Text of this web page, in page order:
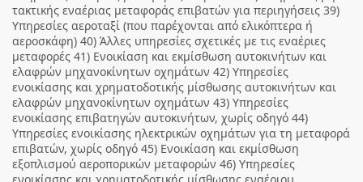
τακτικής εναέριας μεταφοράς επιβατών για περιηγήσεις 39)
Υπηρεσίες αεροταξί (που παρέχονται από ελικόπτερα ή
αεροσκάφη) 40) Άλλες υπηρεσίες σχετικές με τις εναέριες
μεταφορές 41) Ενοικίαση και εκμίσθωση αυτοκινήτων και
ελαφρών μηχανοκίνητων οχημάτων 42) Υπηρεσίες
ενοικίασης και χρηματοδοτικής μίσθωσης αυτοκινήτων και
ελαφρών μηχανοκίνητων οχημάτων 43) Υπηρεσίες
ενοικίασης επιβατηγών αυτοκινήτων, χωρίς οδηγό 44)
Υπηρεσίες ενοικίασης ηλεκτρικών οχημάτων για τη μεταφορά
επιβατών, χωρίς οδηγό 45) Ενοικίαση και εκμίσθωση
εξοπλισμού αεροπορικών μεταφορών 46) Υπηρεσίες